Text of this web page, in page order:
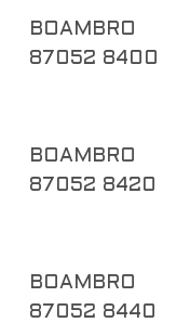
BOAMBRO
87052 8400
BOAMBRO
87052 8420
BOAMBRO
87052 8440